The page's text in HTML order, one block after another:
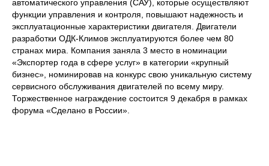
автоматического управления (САУ), которые осуществляют
функции управления и контроля, повышают надежность и
эксплуатационные характеристики двигателя. Двигатели
разработки ОДК-Климов эксплуатируются более чем 80
странах мира. Компания заняла 3 место в номинации
«Экспортер года в сфере услуг» в категории «крупный
бизнес», номинировав на конкурс свою уникальную систему
сервисного обслуживания двигателей по всему миру.
Торжественное награждение состоится 9 декабря в рамках
форума «Сделано в России».